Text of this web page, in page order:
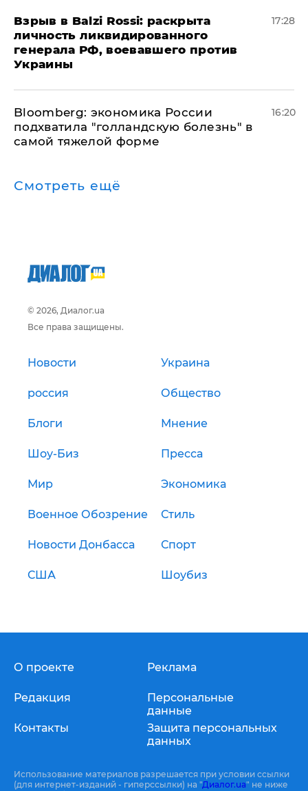
​Взрыв в Balzi Rossi: раскрыта
личность ликвидированного
генерала РФ, воевавшего против
Украины
17:28
Bloomberg: экономика России
подхватила "голландскую болезнь" в
самой тяжелой форме
16:20
Смотреть ещё
© 2026, Диалог.ua
Все права защищены.
Новости Украина
россия Общество
Блоги Мнение
Шоу-Биз Пресса
Мир Экономика
Военное Обозрение Стиль
Новости Донбасса Спорт
США Шоубиз
О проекте
Редакция
Контакты
Реклама
Персональные
данные
Защита персональных
данных
Использование материалов разрешается при условии ссылки
(для интернет-изданий - гиперссылки) на "Диалог.ua" не ниже